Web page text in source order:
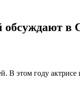
обсуждают в
В этом году